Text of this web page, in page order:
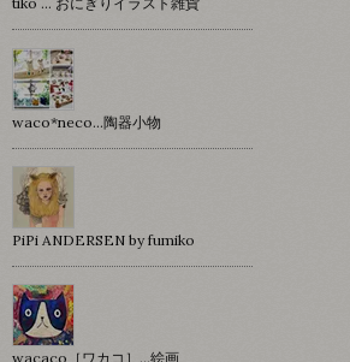
waco*neco...陶器小物
PiPi ANDERSEN by fumiko
wacaco［ワカコ］…絵画